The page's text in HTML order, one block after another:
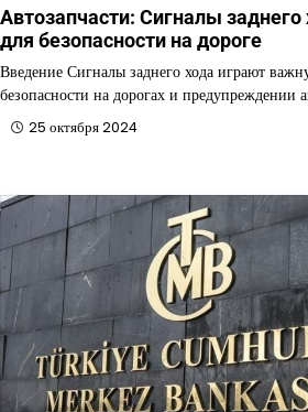
Автозапчасти: Сигналы заднего
для безопасности на дороге
Введение Сигналы заднего хода играют
безопасности на дорогах и предупреждении
25 октября 2024